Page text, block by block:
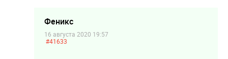
Феникс
16 августа 2020 19:57
#41633